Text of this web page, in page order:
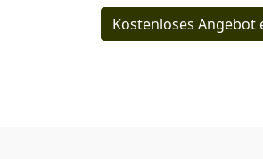
Kostenloses Angebot